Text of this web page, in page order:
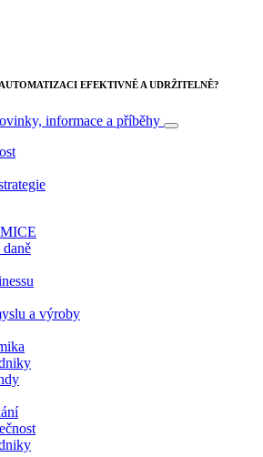
EFEKTIVNĚ A UDRŽITELNĚ?
informace a příběhy
a výroby